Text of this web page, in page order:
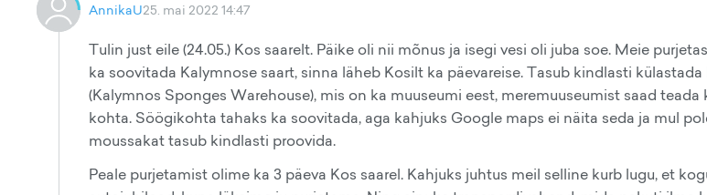
AnnikaU25. mai 2022 14:47
Tulin just eile (24.05.) Kos saarelt. Päike oli nii mõnus ja isegi vesi oli juba soe. Meie
ka soovitada Kalymnose saart, sinna läheb Kosilt ka päevareise. Tasub kindlasti
(Kalymnos Sponges Warehouse), mis on ka muuseumi eest, meremuuseumist saad
kohta. Söögikohta tahaks ka soovitada, aga kahjuks Google maps ei näita seda ja mul
moussakat tasub kindlasti proovida.
Peale purjetamist olime ka 3 päeva Kos saarel. Kahjuks juhtus meil selline kurb lugu, et